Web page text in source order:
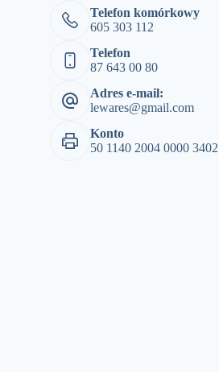
Telefon komórkowy
605 303 112
Telefon
87 643 00 80
Adres e-mail:
lewares@gmail.com
Konto
50 1140 2004 0000